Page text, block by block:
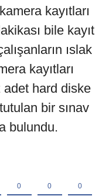
kayıtları
bile kayıt
ıslak
kayıtları
adet hard diske
bir sınav
bulundu.